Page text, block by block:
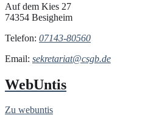
Auf dem Kies 27
74354 Besigheim
Telefon: 07143-80560
Email: sekretariat@csgb.de
WebUntis
Zu webuntis